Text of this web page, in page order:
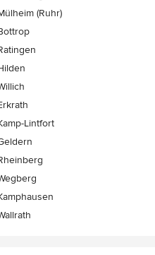
(Ruhr)
Lintfort